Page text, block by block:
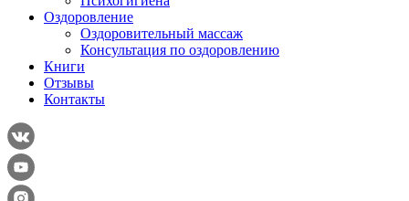
Оздоровление
Оздоровительный массаж
Консультация по оздоровлению
Книги
Отзывы
Контакты